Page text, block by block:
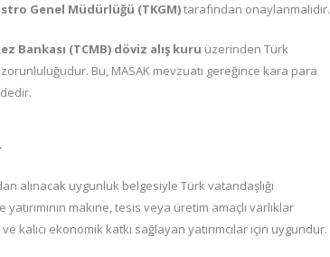
Genel Müdürlüğü (TKGM)tarafından onaylanmalıdır.
Bankası (TCMB) döviz alış kuru üzerinden Türk
zorunluluğudur. Bu, MASAK mevzuatı gereğince kara para
alınacak uygunluk belgesiyle Türk vatandaşlığı
makine, tesis veya üretim amaçlı varlıklar
ekonomik katkı sağlayan yatırımcılar için uygundur.